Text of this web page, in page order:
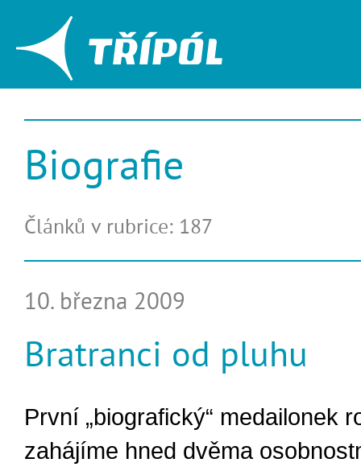
Biografie
Článků v rubrice: 187
10. března 2009
Bratranci od pluhu
První „biografický“ medailonek
zahájíme hned dvěma